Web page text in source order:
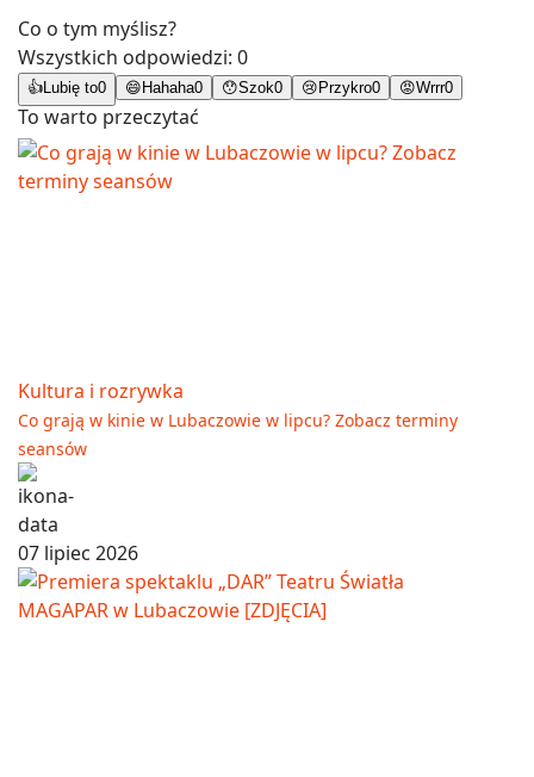
Co o tym myślisz?
Wszystkich odpowiedzi: 0
👍 Lubię to0 😄 Hahaha0 😯Szok0 😢 Przykro0 😡Wrrr0
To warto przeczytać
Kultura i rozrywka
Co grają w kinie w Lubaczowie w lipcu? Zobacz terminy
seansów
07 lipiec 2026